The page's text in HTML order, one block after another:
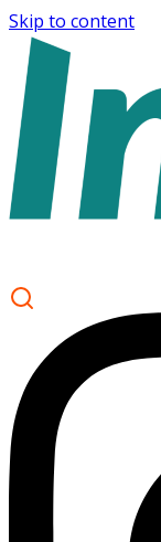
Skip to content